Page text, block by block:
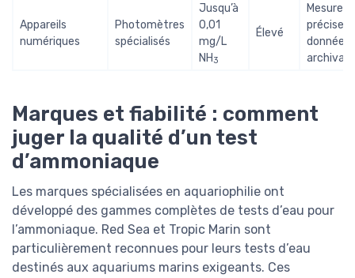
Appareils
numériques
Photomètres
spécialisés
Jusqu’à
0,01
mg/L
NH3
Élevé
Mesure
précise,
données
Marques et fiabilité : comment
juger la qualité d’un test
d’ammoniaque
Les marques spécialisées en aquariophilie ont
développé des gammes complètes de tests d’eau pour
l’ammoniaque. Red Sea et Tropic Marin sont
particulièrement reconnues pour leurs tests d’eau
destinés aux aquariums marins exigeants. Ces